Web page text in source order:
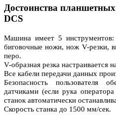
Достоинства
DCS
Машина имеет 5
биговочные ножи, нож V-резки,
перо.
V-образная резка настраивается
Все кабели передачи данных
Безопасность пользователя
датчиками (если рука
станок автоматически
Скорость станка до 1500 мм/сек.